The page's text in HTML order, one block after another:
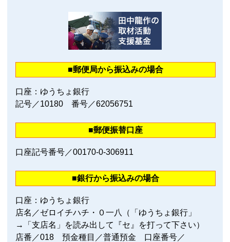
■郵便局から振込みの場合
口座：ゆうちょ銀行
記号／10180 番号／62056751
■郵便振替口座
口座記号番号／00170‐0‐306911
■銀行から振込みの場合
口座：ゆうちょ銀行
店名／ゼロイチハチ・０一八（「ゆうちょ銀行」
→「支店名」を読み出して『セ』を打って下さい）
店番／018 預金種目／普通預金 口座番号／